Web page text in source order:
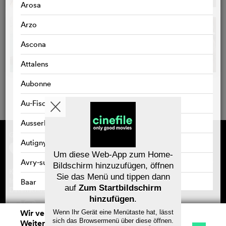
Arosa
Arzo
Ascona
Attalens
Aubonne
Au-Fischingen
Ausserbinn
Autigny
Avry-sur-Matran
Baar
Bad Zurzach
Baden Speichern
Gefördert von
Kontakt
Impressum
Datenschutz
Newsletter
Häufig gestellte Fragen (FAQ)
Gutscheine
Wir verwenden Cookies. Mit dem
Weitersurfen auf cinefile.ch stimmen Sie
Um diese Web-App zum Home-
Bildschirm hinzuzufügen, öffnen
Sie das Menü und tippen dann
auf Zum Startbildschirm
hinzufügen.
Wenn Ihr Gerät eine Menütaste hat, lässt
sich das Browsermenü über diese öffnen.